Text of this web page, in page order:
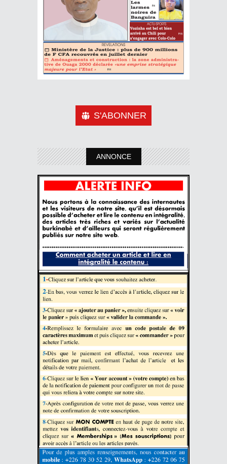
S'ABONNER
ANNONCE